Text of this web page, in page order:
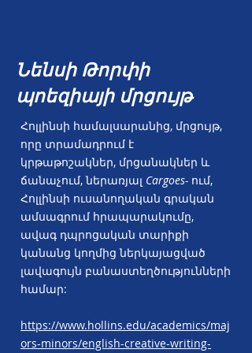
Նենսի Թորփի
պոեզիայի մրցույթ
Հոլլինսի համալսարանից, մրցույթ,
որը տրամադրում է
կրթաթոշակներ, մրցանակներ և
ճանաչում, ներառյալ Cargoes- ում,
Հոլլինսի ուսանողական գրական
ամսագրում հրապարակումը,
ավագ դպրոցական տարիքի
կանանց կողմից ներկայացված
լավագույն բանաստեղծությունների
համար:
https://www.hollins.edu/academics/maj
ors-minors/english-creative-writing-